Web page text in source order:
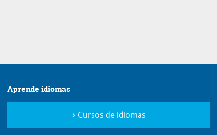
Aprende idiomas
Cursos de idiomas